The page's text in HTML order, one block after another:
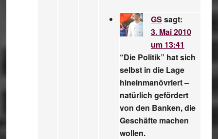
GS sagt:
3. Mai 2010
um 13:41
“Die Politik” hat sich
selbst in die Lage
hineinmanövriert –
natürlich gefördert
von den Banken, die
Geschäfte machen
wollen.